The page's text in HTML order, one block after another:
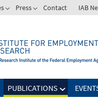
Press Contact IAB
PUBLICATIONS